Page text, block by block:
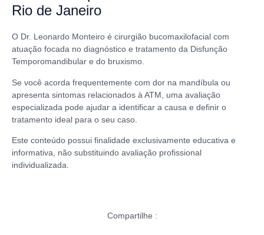
Rio de Janeiro
O Dr. Leonardo Monteiro é cirurgião bucomaxilofacial com
atuação focada no diagnóstico e tratamento da Disfunção
Temporomandibular e do bruxismo.
Se você acorda frequentemente com dor na mandíbula ou
apresenta sintomas relacionados à ATM, uma avaliação
especializada pode ajudar a identificar a causa e definir o
tratamento ideal para o seu caso.
Este conteúdo possui finalidade exclusivamente educativa e
informativa, não substituindo avaliação profissional
individualizada.
Compartilhe :